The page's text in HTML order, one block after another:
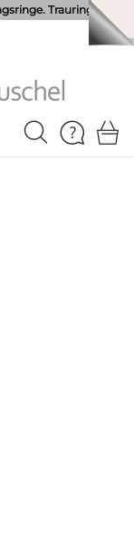
Trauringe.